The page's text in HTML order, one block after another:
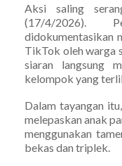
Aksi saling
(17/4/2026).
didokumentasikan
TikTok oleh warga
siaran langsung
kelompok yang
Dalam tayangan
melepaskan anak
menggunakan
bekas dan triplek.